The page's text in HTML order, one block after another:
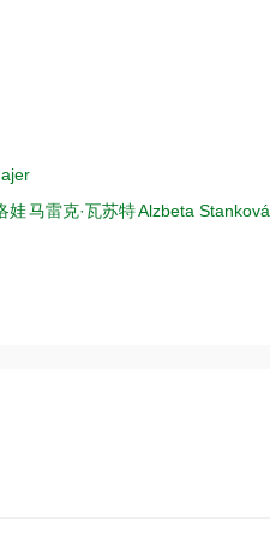
娃马雷克·瓦苏特Alzbeta Stanková